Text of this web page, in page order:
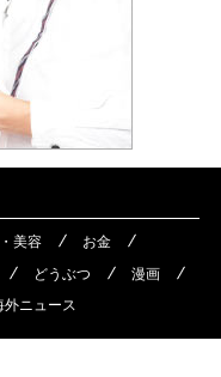
美容
お金
どうぶつ
漫画
外ニュース